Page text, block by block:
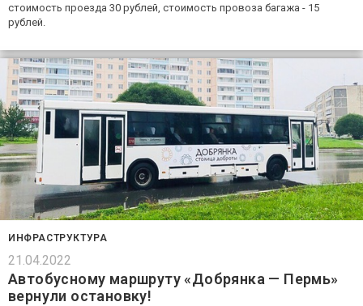
стоимость проезда 30 рублей, стоимость провоза багажа - 15
рублей.
ИНФРАСТРУКТУРА
21.04.2022
Автобусному маршруту «Добрянка — Пермь»
вернули остановку!